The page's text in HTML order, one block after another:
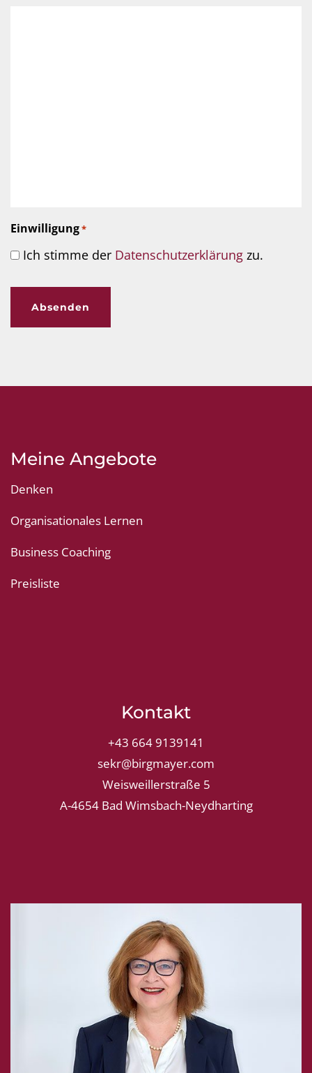
Einwilligung*
Ich stimme der Datenschutzerklärung zu.
Meine Angebote
Denken
Organisationales Lernen
Business Coaching
Preisliste
Kontakt
+43 664 9139141
sekr@birgmayer.com
Weisweillerstraße 5
A-4654 Bad Wimsbach-Neydharting